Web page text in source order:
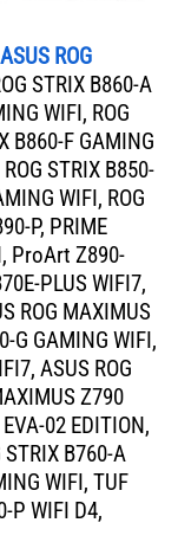
ASUS ROG
STRIX B860-A
WIFI, ROG
B860-F GAMING
STRIX B850-
WIFI, ROG
P, PRIME
ProArt Z890-
PLUS WIFI7,
ROG MAXIMUS
G GAMING WIFI,
ASUS ROG
Z790
02 EDITION,
STRIX B760-A
WIFI, TUF
P WIFI D4,